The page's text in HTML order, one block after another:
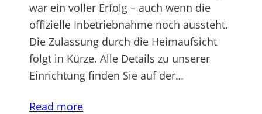
war ein voller Erfolg – auch wenn die
offizielle Inbetriebnahme noch aussteht.
Die Zulassung durch die Heimaufsicht
folgt in Kürze. Alle Details zu unserer
Einrichtung finden Sie auf der…
Read more